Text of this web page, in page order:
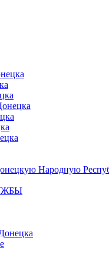
Народную